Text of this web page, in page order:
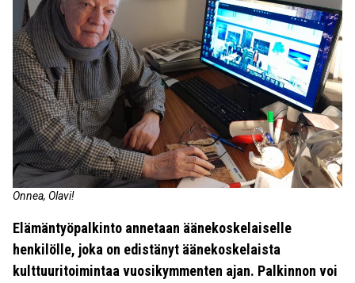
Onnea, Olavi!
Elämäntyöpalkinto annetaan äänekoskelaiselle
henkilölle, joka on edistänyt äänekoskelaista
kulttuuritoimintaa vuosikymmenten ajan. Palkinnon voi